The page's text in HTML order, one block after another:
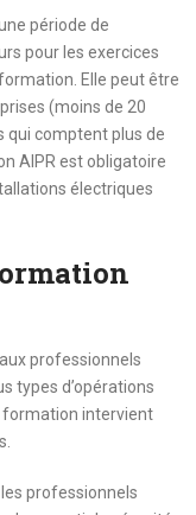
période de
pour les exercices
Elle peut être
(moins de 20
qui comptent plus de
AIPR est obligatoire
électriques
professionnels
types d’opérations
formation intervient
professionnels